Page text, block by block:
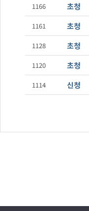
1166 초청
1161 초청
1128 초청
1120 초청
1114 신청